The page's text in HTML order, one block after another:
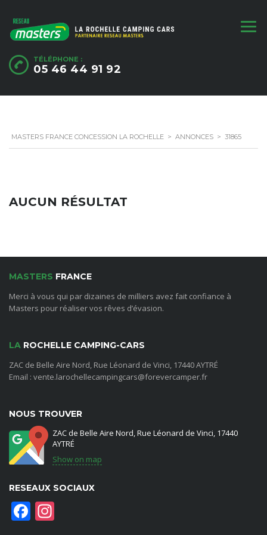
TÉLÉPHONE :
05 46 44 91 92
MASTERS FRANCE CONCESSION LA ROCHELLE > ANNONCES > 31865
AUCUN RÉSULTAT
MASTERS FRANCE
Merci à vous qui par dizaines de milliers avez fait confiance à
Masters pour réaliser vos rêves d’évasion.
LA ROCHELLE CAMPING-CARS
ZAC de Belle Aire Nord, Rue Léonard de Vinci, 17440 AYTRÉ
Email : vente.larochellecampingcars@forevercamper.fr
NOUS TROUVER
ZAC de Belle Aire Nord, Rue Léonard de Vinci, 17440
AYTRÉ
Show on map
RESEAUX SOCIAUX
Facebook